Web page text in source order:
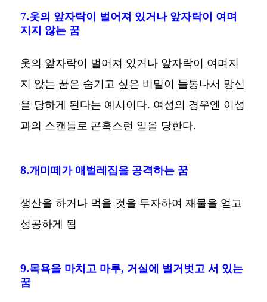
7.옷의 앞자락이 벌어져 있거나 앞자락이 여며
지지 않는 꿈
옷의 앞자락이 벌어져 있거나 앞자락이 여며지
지 않는 꿈은 숨기고 싶은 비밀이 들통나서 망신
을 당하게 된다는 예시이다. 여성의 경우엔 이성
과의 스캔들로 곤혹스런 일을 당한다.
8.개미떼가 애벌레집을 공격하는 꿈
생산을 하거나 먹을 것을 투자하여 재물을 얻고
성공하게 됨
9.목욕을 마치고 마루, 거실에 벌거벗고 서 있는
꿈